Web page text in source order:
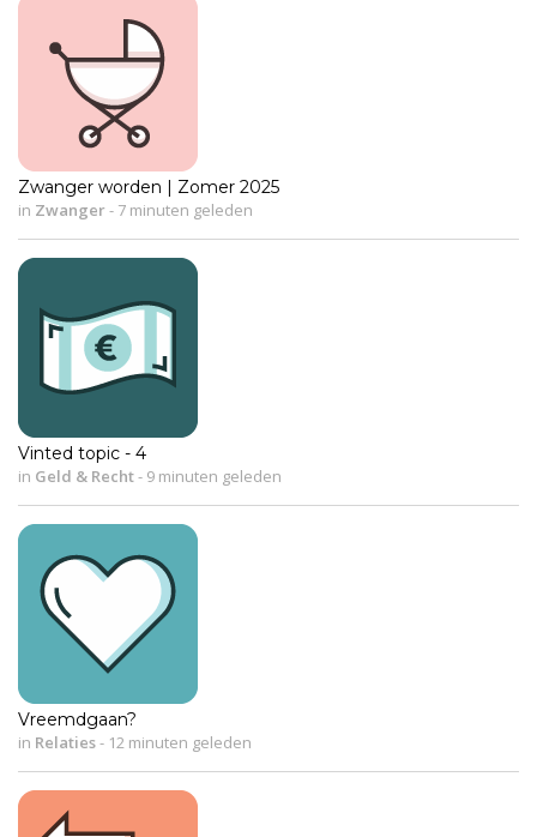
Zwanger worden | Zomer 2025
in Zwanger- 7 minuten geleden
Vinted topic - 4
in Geld & Recht- 9 minuten geleden
Vreemdgaan?
in Relaties- 12 minuten geleden